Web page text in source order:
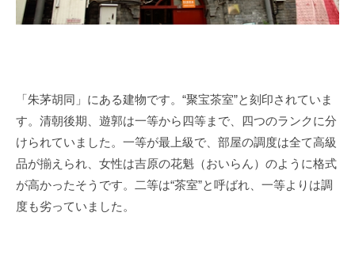
「朱茅胡同」にある建物です。 “聚宝茶室”と刻印されていま
す。清朝後期、遊郭は一等から四等まで、四つのランクに分
けられていました。一等が最上級で、部屋の調度は全て高級
品が揃えられ、女性は吉原の花魁（おいらん）のように格式
が高かったそうです。二等は“茶室”と呼ばれ、一等よりは調
度も劣っていました。